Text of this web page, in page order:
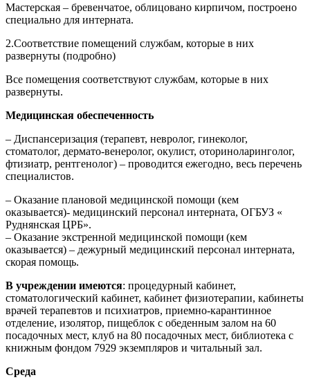
Мастерская – бревенчатое, облицовано кирпичом, построено
специально для интерната.
2.Соответствие помещений службам, которые в них
развернуты (подробно)
Все помещения соответствуют службам, которые в них
развернуты.
Медицинская обеспеченность
– Диспансеризация (терапевт, невролог, гинеколог,
стоматолог, дермато-венеролог, окулист, оториноларинголог,
фтизиатр, рентгенолог) – проводится ежегодно, весь перечень
специалистов.
– Оказание плановой медицинской помощи (кем
оказывается)- медицинский персонал интерната, ОГБУЗ «
Руднянская ЦРБ».
– Оказание экстренной медицинской помощи (кем
оказывается) – дежурный медицинский персонал интерната,
скорая помощь.
В учреждении имеются: процедурный кабинет,
стоматологический кабинет, кабинет физиотерапии, кабинеты
врачей терапевтов и психиатров, приемно-карантинное
отделение, изолятор, пищеблок с обеденным залом на 60
посадочных мест, клуб на 80 посадочных мест, библиотека с
книжным фондом 7929 экземпляров и читальный зал.
Среда